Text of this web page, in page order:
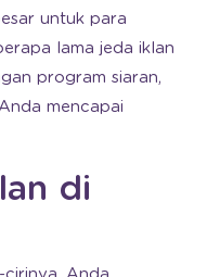
untuk para
lama jeda iklan
program siaran,
mencapai
di